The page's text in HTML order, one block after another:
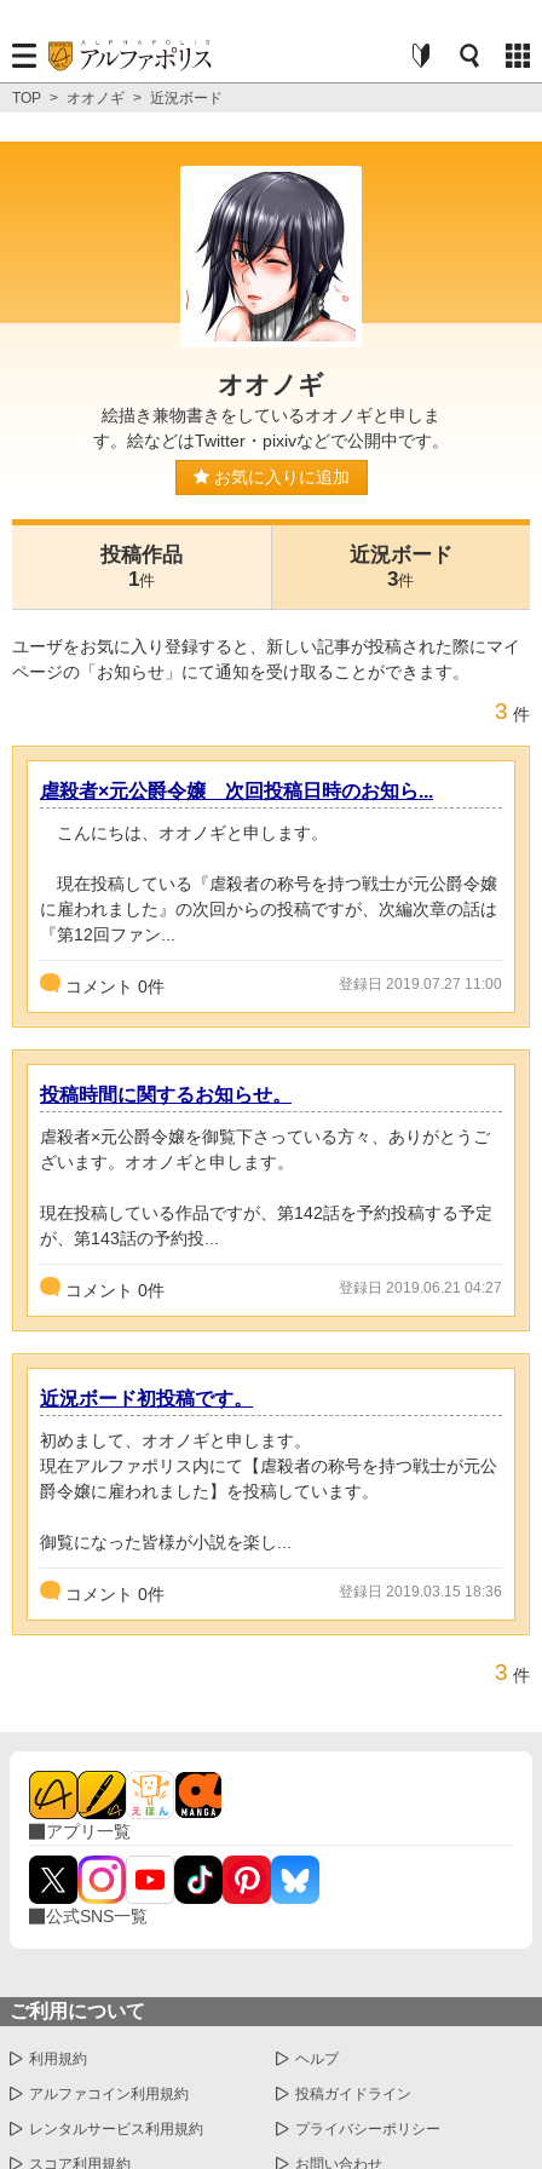
TOP > オオノギ > 近況ボード
オオノギ
絵描き兼物書きをしているオオノギと申しま
す。絵などはTwitter・pixivなどで公開中です。
お気に入りに追加
投稿作品
1件
近況ボード
3件
ユーザをお気に入り登録すると、新しい記事が投稿された際にマイ
ページの「お知らせ」にて通知を受け取ることができます。
3 件
虐殺者×元公爵令嬢 次回投稿日時のお知ら...
こんにちは、オオノギと申します。
現在投稿している『虐殺者の称号を持つ戦士が元公爵令嬢
に雇われました』の次回からの投稿ですが、次編次章の話は
『第12回ファン...
コメント 0件 登録日 2019.07.27 11:00
投稿時間に関するお知らせ。
虐殺者×元公爵令嬢を御覧下さっている方々、ありがとうご
ざいます。オオノギと申します。
現在投稿している作品ですが、第142話を予約投稿する予定
が、第143話の予約投...
コメント 0件 登録日 2019.06.21 04:27
近況ボード初投稿です。
初めまして、オオノギと申します。
現在アルファポリス内にて【虐殺者の称号を持つ戦士が元公
爵令嬢に雇われました】を投稿しています。
御覧になった皆様が小説を楽し...
コメント 0件 登録日 2019.03.15 18:36
3 件
アプリ一覧
公式SNS一覧
ご利用について
利用規約 ヘルプ
アルファコイン利用規約 投稿ガイドライン
レンタルサービス利用規約 プライバシーポリシー
スコア利用規約 お問い合わせ